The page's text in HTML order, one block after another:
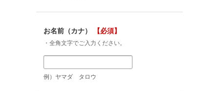
お名前（カナ） 【必須】
・全角文字でご入力ください。
例）ヤマダ タロウ